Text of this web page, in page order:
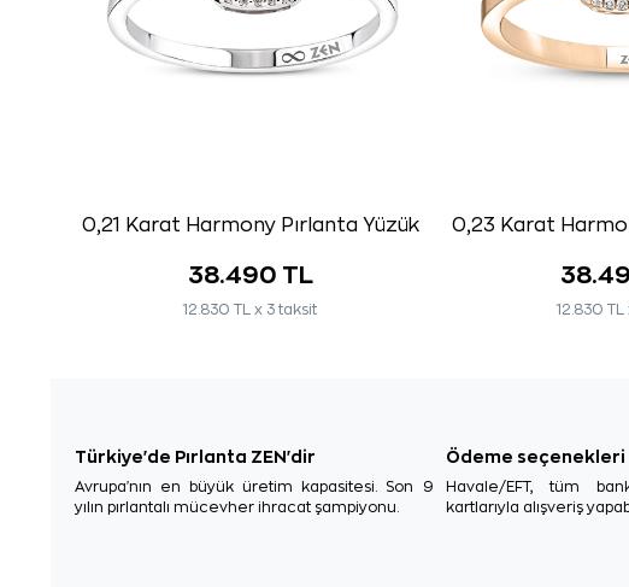
0,21 Karat Harmony Pırlanta Yüzük
38.490 TL
12.830 TL x 3 taksit
0,23 Karat
12.830 TL
Türkiye'de Pırlanta ZEN'dir
Avrupa'nın en büyük üretim kapasitesi. Son 9
yılın pırlantalı mücevher ihracat şampiyonu.
Ödeme seçenekleri
Havale/EFT, tüm
kartlarıyla alışveriş